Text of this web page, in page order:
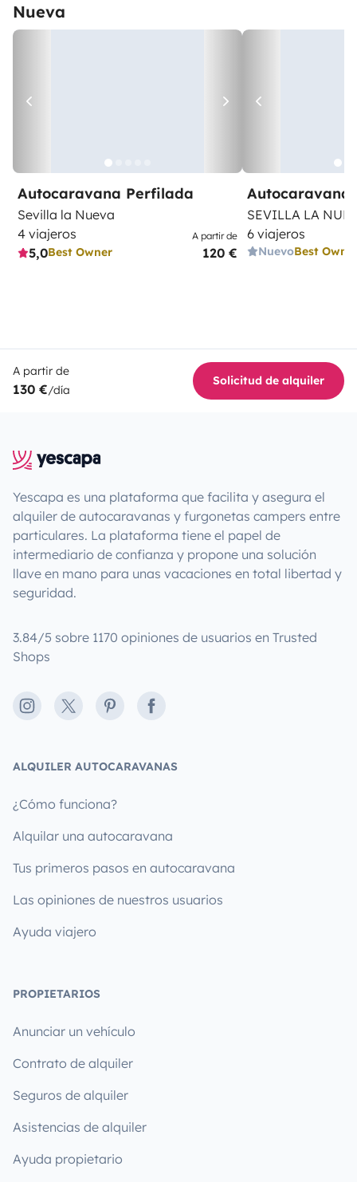
Nueva
Autocaravana Perfilada
Sevilla la Nueva
4 viajeros
5,0Best Owner
A partir de
120 €
Autocaravana
SEVILLA LA
6 viajeros
NuevoBest
A partir de
130 €/día
Solicitud de alquiler
Yescapa es una plataforma que facilita y asegura el
alquiler de autocaravanas y furgonetas campers entre
particulares. La plataforma tiene el papel de
intermediario de confianza y propone una solución
llave en mano para unas vacaciones en total libertad y
seguridad.
3.84/5 sobre 1170 opiniones de usuarios en Trusted
Shops
Instagram
X PinterestFacebook
ALQUILER AUTOCARAVANAS
¿Cómo funciona?
Alquilar una autocaravana
Tus primeros pasos en autocaravana
Las opiniones de nuestros usuarios
Ayuda viajero
PROPIETARIOS
Anunciar un vehículo
Contrato de alquiler
Seguros de alquiler
Asistencias de alquiler
Ayuda propietario